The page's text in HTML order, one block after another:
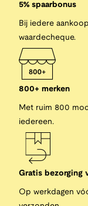
5% spaarbonus
Bij iedere
waardecheque.
800+ merken
Met ruim 800
iedereen.
Gratis bezorging
Op werkdagen